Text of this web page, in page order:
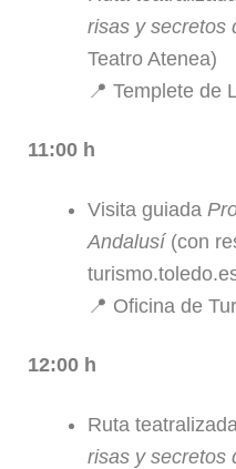
risas y secretos
Teatro Atenea)
📍 Templete de
11:00 h
Visita guiada
Andalusí(con
📍 Oficina de
12:00 h
Ruta
risas y secretos